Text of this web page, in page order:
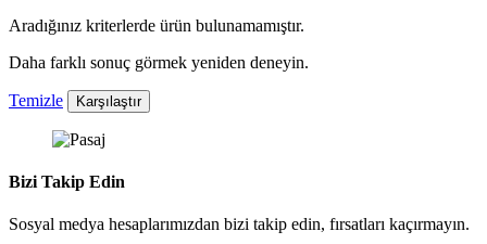
Aradığınız kriterlerde ürün bulunamamıştır.
Daha farklı sonuç görmek yeniden deneyin.
Temizle Karşılaştır
Bizi Takip Edin
Sosyal medya hesaplarımızdan bizi takip edin, fırsatları kaçırmayın.